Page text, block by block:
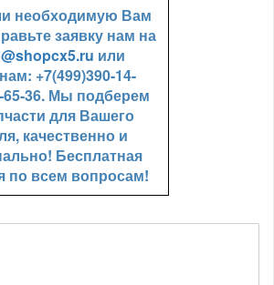
необходимую Вам
заявку нам на
или
+7(499)390-14-
65-36. Мы подберем
для Вашего
качественно и
Бесплатная
по всем вопросам!